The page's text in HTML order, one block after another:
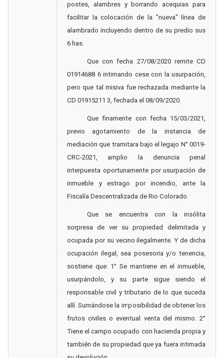
postes, alambres y borrando acequias para
facilitar la colocación de la "nueva" línea de
alambrado incluyendo dentro de su predio sus
6 has.
Que con fecha 27/08/2020 remite CD
01914688 6 intimando cese con la usurpación,
pero que tal misiva fue rechazada mediante la
CD 01915211 3, fechada el 08/09/2020.
Que finamente con fecha 15/03/2021,
previo agotamiento de la instancia de
mediación que tramitara bajo el legajo N° 0019-
CRC-2021, amplio la denuncia penal
interpuesta oportunamente por usurpación de
inmueble y estrago por incendio, ante la
Fiscalía Descentralizada de Rio Colorado.
Que se encuentra con la insólita
sorpresa de ver su propiedad delimitada y
ocupada por su vecino ilegalmente. Y de dicha
ocupación ilegal, sea posesoria y/o tenencia,
sostiene que: 1° Se mantiene en el inmueble,
usurpándolo, y su parte sigue siendo el
responsable civil y tributario de lo que suceda
allí. Sumándose la imposibilidad de obtener los
frutos civiles o eventual venta del mismo. 2°
Tiene el campo ocupado con hacienda propia y
también de su propiedad que ya fuera intimada